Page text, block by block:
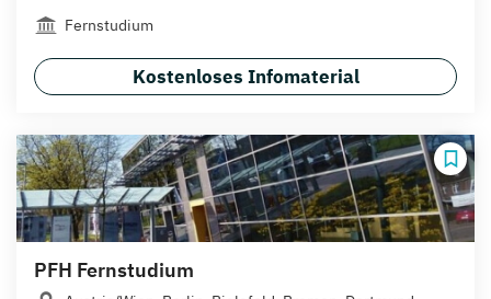
Fernstudium
Kostenloses Infomaterial
PFH Fernstudium